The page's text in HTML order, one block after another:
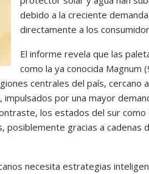
debido a la creciente
directamente a los
El informe revela que las
como la ya conocida Magnum
centrales del país, cercano
por una mayor
los estados del sur como
posiblemente gracias a cadenas
necesita estrategias